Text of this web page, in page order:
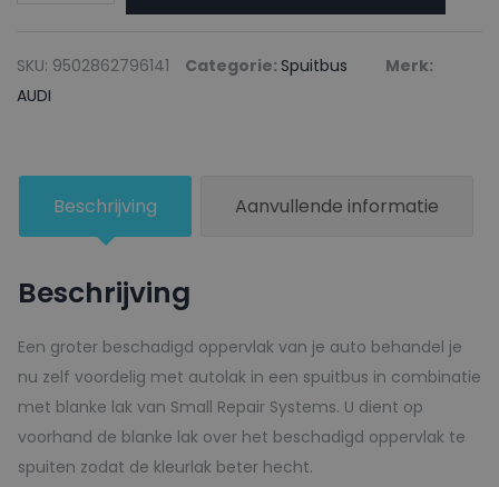
Blanke
lak
INDIANA
-
aantal
SKU: 9502862796141 Categorie: Spuitbus
Merk:
AUDI
Beschrijving Aanvullende informatie
Beschrijving
Een groter beschadigd oppervlak van je auto behandel je
nu zelf voordelig met autolak in een spuitbus in combinatie
met blanke lak van Small Repair Systems. U dient op
voorhand de blanke lak over het beschadigd oppervlak te
spuiten zodat de kleurlak beter hecht.